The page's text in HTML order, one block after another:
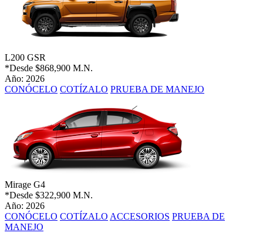
L200 GSR
*Desde $868,900 M.N.
Año: 2026
CONÓCELO COTÍZALO PRUEBA DE MANEJO
Mirage G4
*Desde $322,900 M.N.
Año: 2026
CONÓCELO COTÍZALO ACCESORIOS PRUEBA DE
MANEJO